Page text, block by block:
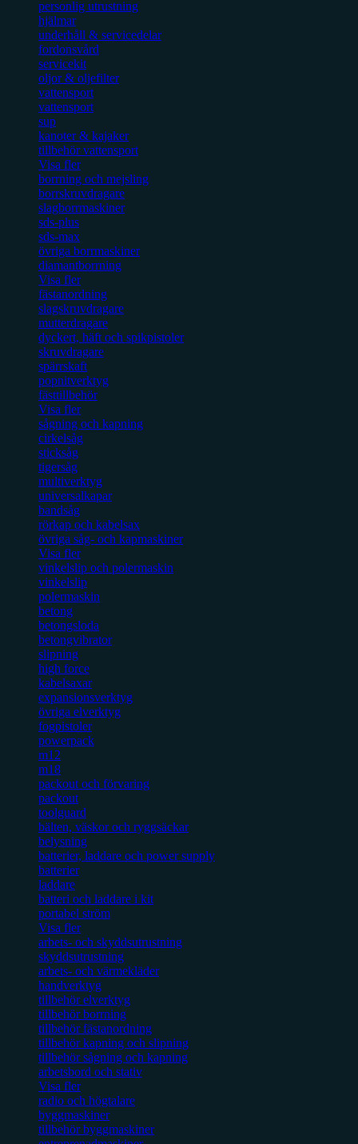
personlig utrustning
hjälmar
underhåll & servicedelar
fordonsvård
servicekit
oljor & oljefilter
vattensport
vattensport
sup
kanoter & kajaker
tillbehör vattensport
Visa fler
borrning och mejsling
borrskruvdragare
slagborrmaskiner
sds-plus
sds-max
övriga borrmaskiner
diamantborrning
Visa fler
fästanordning
slagskruvdragare
mutterdragare
dyckert, häft och spikpistoler
skruvdragare
spärrskaft
popnitverktyg
fästtillbehör
Visa fler
sågning och kapning
cirkelsåg
sticksåg
tigersåg
multiverktyg
universalkapar
bandsåg
rörkap och kabelsax
övriga såg- och kapmaskiner
Visa fler
vinkelslip och polermaskin
vinkelslip
polermaskin
betong
betongsloda
betongvibrator
slipning
high force
kabelsaxar
expansionsverktyg
övriga elverktyg
fogpistoler
powerpack
m12
m18
packout och förvaring
packout
toolguard
bälten, väskor och ryggsäckar
belysning
batterier, laddare och power supply
batterier
laddare
batteri och laddare i kit
portabel ström
Visa fler
arbets- och skyddsutrustning
skyddsutrustning
arbets- och värmekläder
handverktyg
tillbehör elverktyg
tillbehör borrning
tillbehör fästanordning
tillbehör kapning och slipning
tillbehör sågning och kapning
arbetsbord och stativ
Visa fler
radio och högtalare
byggmaskiner
tillbehör byggmaskiner